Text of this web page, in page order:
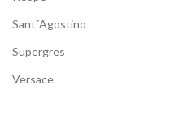
Sant´Agostino
Supergres
Versace